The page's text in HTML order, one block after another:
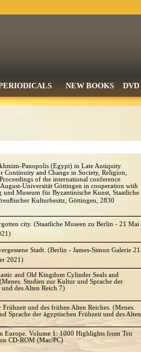
NEW BOOKS DVD
Panopolis (Egypt) in Late Antiquity.
Continuity and Change in Society, Religion,
of the international conference
Universität Göttingen in cooperation with
und Museum für Byzantinische Kunst, Staatliche
Kulturbesitz, Göttingen, 2830
city. (Staatliche Museen zu Berlin - 21 Mai
Stadt. (Berlin - James-Simon Galerie 21
2021)
and Old Kingdom Cylinder Seals and
Studien zur Kultur und Sprache der
des Alten Reich 7)
Frühzeit und des frühen Alten Reiches. (Menes.
Sprache der ägyptischen Frühzeit und des Alten
Europe. Volume 1: 1000 Highlights from Ten
CD-ROM (Mac/PC)